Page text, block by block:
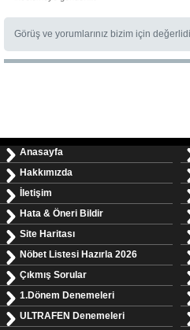
Görüş ve yorumlarınız bizim için
Anasayfa
Hakkımızda
İletişim
Hata & Öneri Bildir
Site Haritası
Nöbet Listesi Hazırla 2026
Çıkmış Sorular
1.Dönem Denemeleri
ULTRAFEN Denemeleri